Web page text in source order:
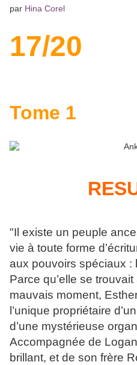
par Hina Corel
17/20
Tome 1
"Il existe un peuple
vie à toute forme
aux pouvoirs spéciaux :
Parce qu’elle se
mauvais moment,
l’unique propriétaire
d’une mystérieuse
Accompagnée de
brillant, et de son frère